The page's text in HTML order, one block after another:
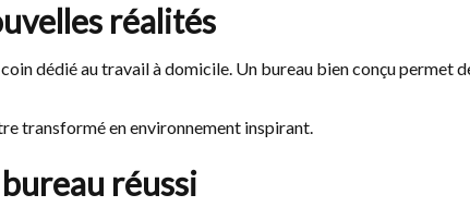
réalités
coin dédié au travail à domicile. Un bureau bien conçu
transformé en environnement inspirant.
réussi